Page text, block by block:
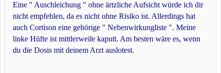
Eine " Auschleichung " ohne ärtzliche Aufsicht würde ich dir
nicht empfehlen, da es nicht ohne Risiko ist. Allerdings hat
auch Cortison eine gehörige " Nebenwirkungliste ". Meine
linke Hüfte ist mittlerweile kaputt. Am besten wäre es, wenn
du die Dosis mit deinem Arzt auslotest.